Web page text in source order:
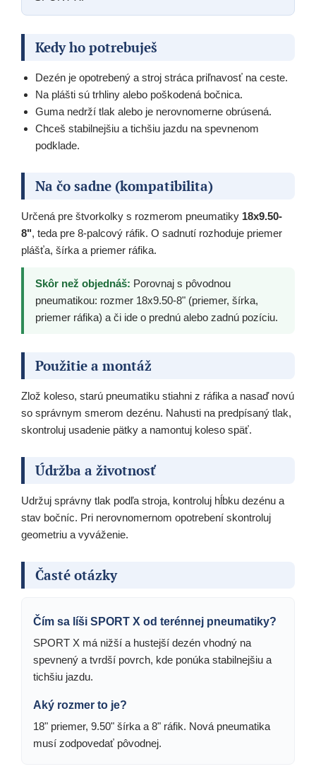
Kedy ho potrebuješ
Dezén je opotrebený a stroj stráca priľnavosť na ceste.
Na plášti sú trhliny alebo poškodená bočnica.
Guma nedrží tlak alebo je nerovnomerne obrúsená.
Chceš stabilnejšiu a tichšiu jazdu na spevnenom
podklade.
Na čo sadne (kompatibilita)
Určená pre štvorkolky s rozmerom pneumatiky 18x9.50-
8", teda pre 8-palcový ráfik. O sadnutí rozhoduje priemer
plášťa, šírka a priemer ráfika.
Skôr než objednáš: Porovnaj s pôvodnou
pneumatikou: rozmer 18x9.50-8" (priemer, šírka,
priemer ráfika) a či ide o prednú alebo zadnú pozíciu.
Použitie a montáž
Zlož koleso, starú pneumatiku stiahni z ráfika a nasaď novú
so správnym smerom dezénu. Nahusti na predpísaný tlak,
skontroluj usadenie pätky a namontuj koleso späť.
Údržba a životnosť
Udržuj správny tlak podľa stroja, kontroluj hĺbku dezénu a
stav bočníc. Pri nerovnomernom opotrebení skontroluj
geometriu a vyváženie.
Časté otázky
Čím sa líši SPORT X od terénnej pneumatiky?
SPORT X má nižší a hustejší dezén vhodný na
spevnený a tvrdší povrch, kde ponúka stabilnejšiu a
tichšiu jazdu.
Aký rozmer to je?
18" priemer, 9.50" šírka a 8" ráfik. Nová pneumatika
musí zodpovedať pôvodnej.